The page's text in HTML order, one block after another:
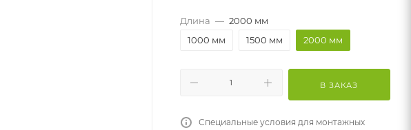
Длина — 2000 мм
1000 мм
1500 мм 2000 мм
В ЗАКАЗ
Специальные условия для монтажных